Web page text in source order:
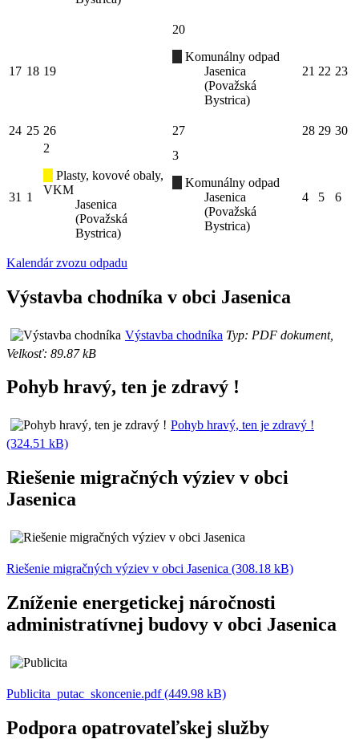
17 18 19
20
Komunálny odpad
Jasenica
(Považská
Bystrica)
21 22 23
24 25 26 27 28 29 30
31 1
2
Plasty, kovové obaly,
VKM
Jasenica
(Považská
Bystrica)
3
Komunálny odpad
Jasenica
(Považská
Bystrica)
4 5 6
Kalendár zvozu odpadu
Výstavba chodníka v obci Jasenica
Výstavba chodníka Typ: PDF dokument,
Velkosť: 89.87 kB
Pohyb hravý, ten je zdravý !
Pohyb hravý, ten je zdravý !
(324.51 kB)
Riešenie migračných výziev v obci
Jasenica
Riešenie migračných výziev v obci Jasenica (308.18 kB)
Zníženie energetickej náročnosti
administratívnej budovy v obci Jasenica
Publicita_putac_skoncenie.pdf (449.98 kB)
Podpora opatrovateľskej služby